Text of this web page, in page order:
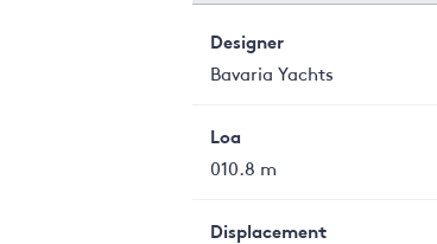
Designer
Bavaria Yachts
Loa
010.8 m
Displacement